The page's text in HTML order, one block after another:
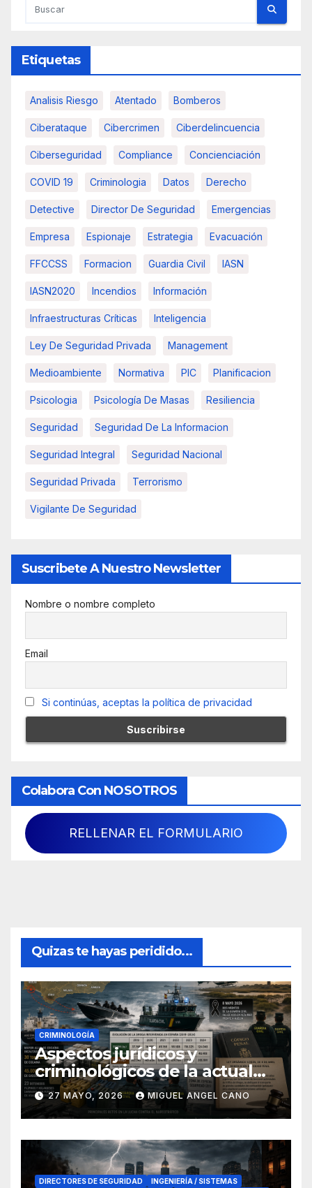
Etiquetas
Analisis Riesgo Atentado Bomberos
Ciberataque Cibercrimen Ciberdelincuencia
Ciberseguridad Compliance Concienciación
COVID 19 Criminologia Datos Derecho
Detective Director De Seguridad Emergencias
Empresa Espionaje Estrategia Evacuación
FFCCSS Formacion Guardia Civil IASN
IASN2020 Incendios Información
Infraestructuras Críticas Inteligencia
Ley De Seguridad Privada Management
Medioambiente Normativa PIC Planificacion
Psicologia Psicología De Masas Resiliencia
Seguridad Seguridad De La Informacion
Seguridad Integral Seguridad Nacional
Seguridad Privada Terrorismo
Vigilante De Seguridad
Suscribete A Nuestro Newsletter
Nombre o nombre completo
Email
Si continúas, aceptas la política de privacidad
Colabora Con NOSOTROS
RELLENAR EL FORMULARIO
Quizas te hayas peridido...
CRIMINOLOGÍA
Aspectos jurídicos y
criminológicos de la actual
lucha contra el narcotráfico
en el sur de España
27 MAYO, 2026 MIGUEL ANGEL CANO
DIRECTORES DE SEGURIDAD
INGENIERÍA / SISTEMAS